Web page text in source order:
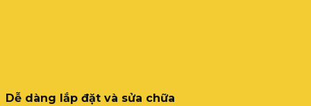
Dễ dàng lắp đặt và sửa chữa